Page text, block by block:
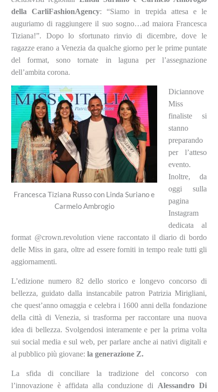
della CarliFashionAgency: “Siamo in trepida attesa e le
auguriamo di raggiungere il suo sogno…ad maiora Francesca
Tiziana!”. Dopo lo sfortunato rinvio di dicembre, dove le
ragazze erano a Venezia da qualche giorno per le prime puntate
del format, sono tornate in laguna per l’assegnazione
dell’ambita corona.
Francesca Tiziana Russo con Linda Suriano e
Carmelo Ambrogio
Diciannove
Miss
finaliste si
stanno
preparando
per l’atteso
evento.
Inoltre, da
oggi sulla
pagina
Instagram
dedicata al
format @crown.revolution viene raccontato il diario di bordo
delle Miss in gara, oltre ad essere forniti in tempo reale tutti gli
aggiornamenti.
L’edizione numero 82 dello storico e longevo concorso di
bellezza, guidato dalla instancabile patron Patrizia Mirigliani,
che quest’anno omaggia e celebra i 1600 anni della fondazione
della città di Venezia, si trasforma per raccontare una nuova
idea di bellezza. Svolgendosi interamente e per la prima volta
sui social media e sul web, per parlare anche ai nativi digitali e
al pubblico più giovane:la generazione Z.
La sfida di conciliare la tradizione del concorso con
l’innovazione è affidata alla conduzione di Alessandro Di